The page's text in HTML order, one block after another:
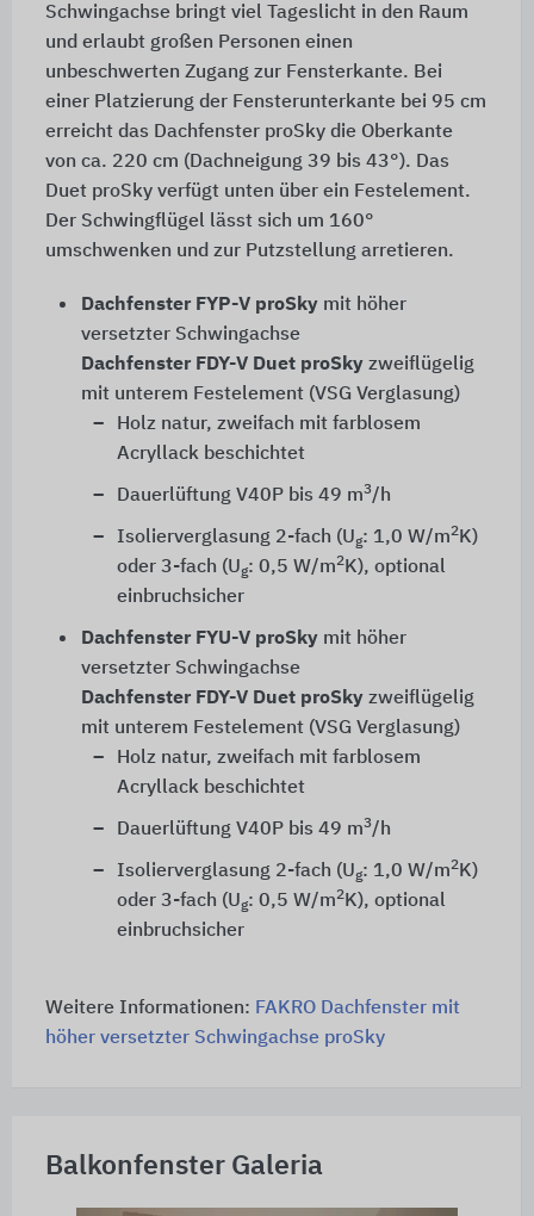
Schwingachse bringt viel Tageslicht in den Raum
und erlaubt großen Personen einen
unbeschwerten Zugang zur Fensterkante. Bei
einer Platzierung der Fensterunterkante bei 95 cm
erreicht das Dachfenster proSky die Oberkante
von ca. 220 cm (Dachneigung 39 bis 43°). Das
Duet proSky verfügt unten über ein Festelement.
Der Schwingflügel lässt sich um 160°
umschwenken und zur Putzstellung arretieren.
Dachfenster FYP-V proSkymit höher
versetzter Schwingachse
Dachfenster FDY-V Duet proSkyzweiflügelig
mit unterem Festelement (VSG Verglasung)
Holz natur, zweifach mit farblosem
Acryllack beschichtet
Dauerlüftung V40P bis 49 m3/h
Isolierverglasung 2-fach (Ug: 1,0 W/m2K)
oder 3-fach (Ug: 0,5 W/m2K), optional
einbruchsicher
Dachfenster FYU-V proSkymit höher
versetzter Schwingachse
Dachfenster FDY-V Duet proSkyzweiflügelig
mit unterem Festelement (VSG Verglasung)
Holz natur, zweifach mit farblosem
Acryllack beschichtet
Dauerlüftung V40P bis 49 m3/h
Isolierverglasung 2-fach (Ug: 1,0 W/m2K)
oder 3-fach (Ug: 0,5 W/m2K), optional
einbruchsicher
Weitere Informationen: FAKRO Dachfenster mit
höher versetzter Schwingachse proSky
Balkonfenster Galeria